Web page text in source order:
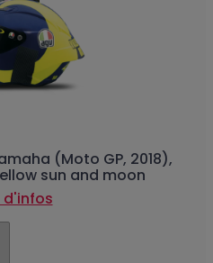
(Moto GP, 2018),
sun and moon
d'infos